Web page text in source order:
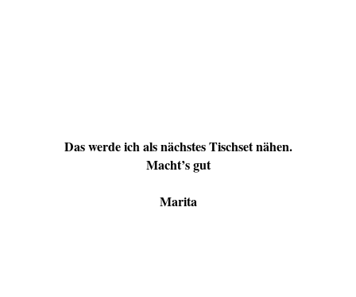
Das werde ich als nächstes Tischset nähen.
Macht’s gut
Marita